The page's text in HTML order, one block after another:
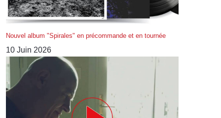
Nouvel album "Spirales" en précommande et en tournée
10 Juin 2026